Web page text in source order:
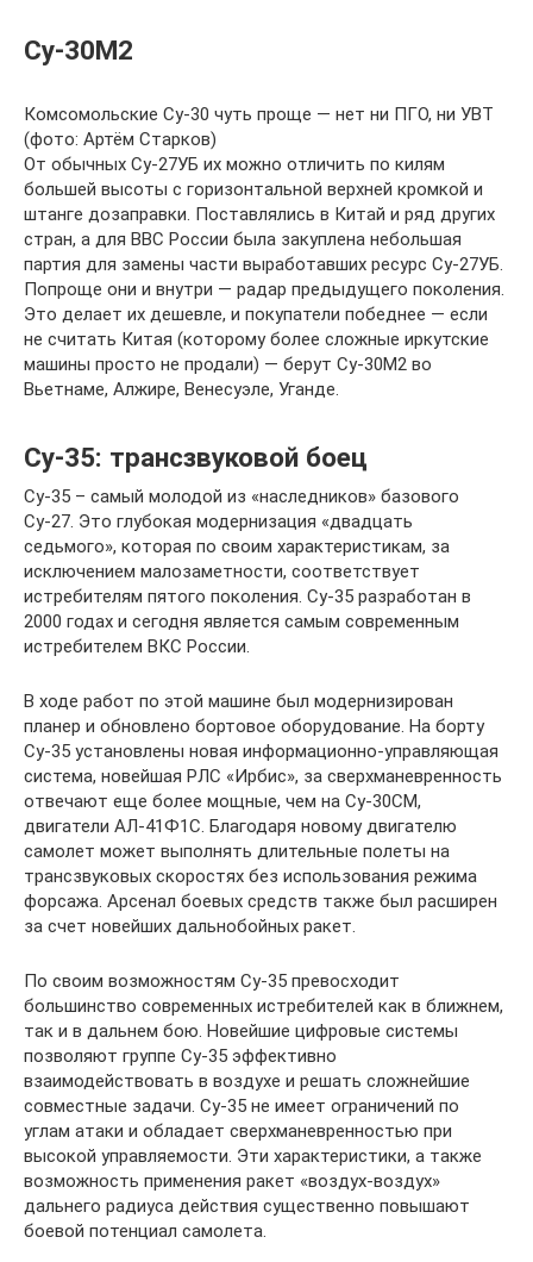
Су-30М2
Комсомольские Су-30 чуть проще — нет ни ПГО, ни УВТ
(фото: Артём Старков)
От обычных Су-27УБ их можно отличить по килям
большей высоты с горизонтальной верхней кромкой и
штанге дозаправки. Поставлялись в Китай и ряд других
стран, а для ВВС России была закуплена небольшая
партия для замены части выработавших ресурс Су-27УБ.
Попроще они и внутри — радар предыдущего поколения.
Это делает их дешевле, и покупатели победнее — если
не считать Китая (которому более сложные иркутские
машины просто не продали) — берут Су-30М2 во
Вьетнаме, Алжире, Венесуэле, Уганде.
Су-35: трансзвуковой боец
Су-35 – самый молодой из «наследников» базового
Су-27. Это глубокая модернизация «двадцать
седьмого», которая по своим характеристикам, за
исключением малозаметности, соответствует
истребителям пятого поколения. Су-35 разработан в
2000 годах и сегодня является самым современным
истребителем ВКС России.
В ходе работ по этой машине был модернизирован
планер и обновлено бортовое оборудование. На борту
Су-35 установлены новая информационно-управляющая
система, новейшая РЛС «Ирбис», за сверхманевренность
отвечают еще более мощные, чем на Су-30СМ,
двигатели АЛ-41Ф1С. Благодаря новому двигателю
самолет может выполнять длительные полеты на
трансзвуковых скоростях без использования режима
форсажа. Арсенал боевых средств также был расширен
за счет новейших дальнобойных ракет.
По своим возможностям Су-35 превосходит
большинство современных истребителей как в ближнем,
так и в дальнем бою. Новейшие цифровые системы
позволяют группе Су-35 эффективно
взаимодействовать в воздухе и решать сложнейшие
совместные задачи. Су-35 не имеет ограничений по
углам атаки и обладает сверхманевренностью при
высокой управляемости. Эти характеристики, а также
возможность применения ракет «воздух-воздух»
дальнего радиуса действия существенно повышают
боевой потенциал самолета.